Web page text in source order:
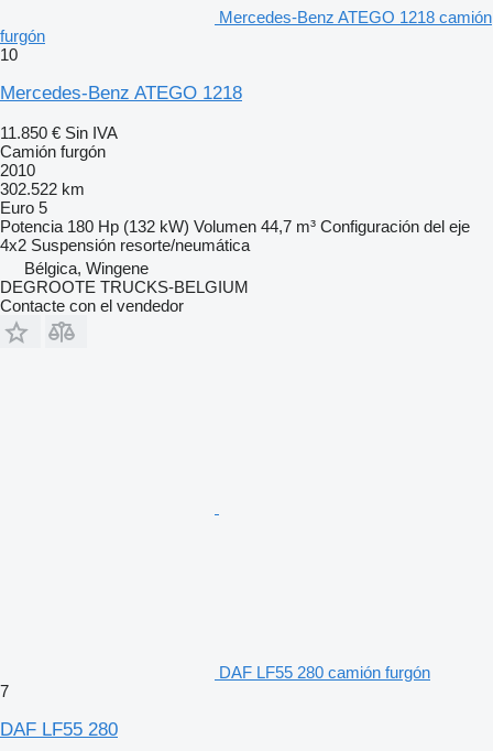
Mercedes-Benz ATEGO 1218 camión
furgón
10
Mercedes-Benz ATEGO 1218
11.850 € Sin IVA
Camión furgón
2010
302.522 km
Euro 5
Potencia 180 Hp (132 kW) Volumen 44,7 m³ Configuración del eje
4x2 Suspensión resorte/neumática
Bélgica, Wingene
DEGROOTE TRUCKS-BELGIUM
Contacte con el vendedor
DAF LF55 280 camión furgón
7
DAF LF55 280